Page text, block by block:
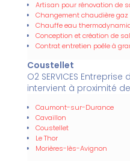
Artisan pour rénovation de
Changement chaudière
Chauffe eau
Conception et création de
Contrat entretien poêle à
Coustellet
O2 SERVICES
intervient à proximité
Caumont-sur-Durance
Cavaillon
Coustellet
Le Thor
Morières-lès-Avignon